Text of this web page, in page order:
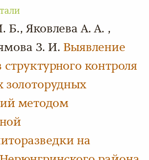
Б., Яковлева А. А. ,
З. И. Выявление
контроля
золоторудных
методом
на